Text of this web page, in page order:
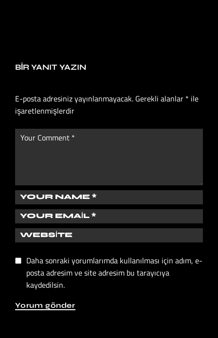
BIR YANIT YAZIN
E-posta adresiniz yayınlanmayacak. Gerekli alanlar * ile
işaretlenmişlerdir
Daha sonraki yorumlarımda kullanılması için adım, e-
posta adresim ve site adresim bu tarayıcıya
kaydedilsin.
Yorum gönder